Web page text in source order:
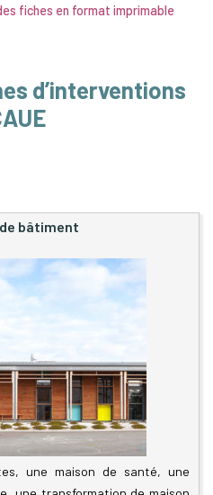
fiches en format imprimable
d’interventions
bâtiment
une maison de santé, une